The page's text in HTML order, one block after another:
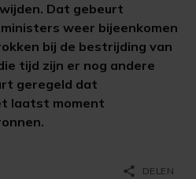
Dat gebeurt
weer bijeenkomen
bij de bestrijding van
tijd zijn er nog andere
geregeld dat
laatst moment
share DELEN